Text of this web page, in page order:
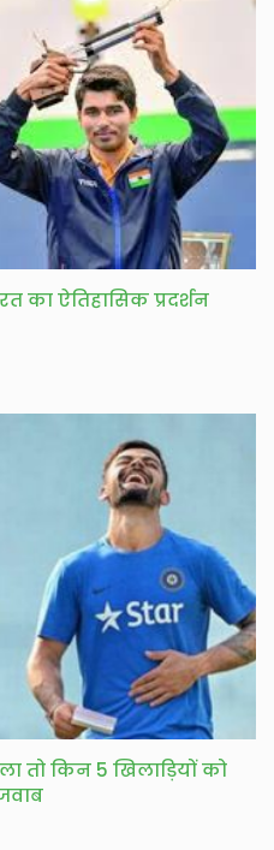
ऐतिहासिक प्रदर्शन
तो किन 5 खिलाड़ियों को